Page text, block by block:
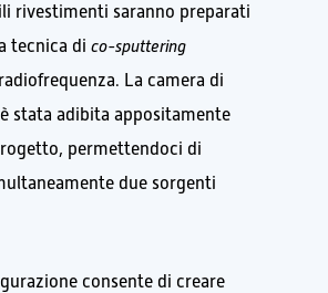
rivestimenti saranno preparati
tecnica di co-sputtering
La camera di
stata adibita appositamente
permettendoci di
due sorgenti
consente di creare